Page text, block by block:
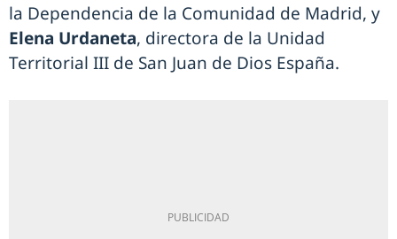
la Dependencia de la Comunidad de Madrid, y
Elena Urdaneta, directora de la Unidad
Territorial III de San Juan de Dios España.